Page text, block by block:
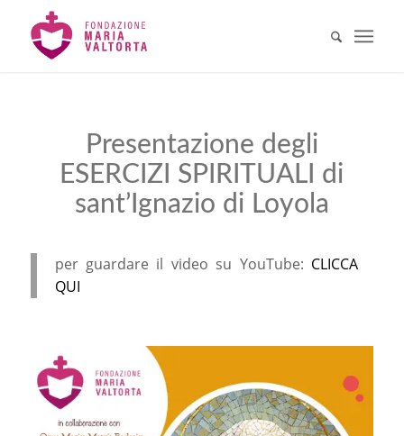
Presentazione degli
ESERCIZI SPIRITUALI di
sant’Ignazio di Loyola
per guardare il video su YouTube: CLICCA
QUI